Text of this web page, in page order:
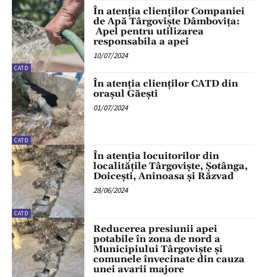
CATD
În atenția clienților Companiei
de Apă Târgoviște Dâmbovița:
Apel pentru utilizarea
responsabila a apei
10/07/2024
CATD
În atenția clienților CATD din
orașul Găești
01/07/2024
CATD
În atenția locuitorilor din
localitățile Târgoviște, Șotânga,
Doicești, Aninoasa și Răzvad
28/06/2024
Reducerea presiunii apei
potabile în zona de nord a
Municipiului Târgoviște și
comunele învecinate din cauza
unei avarii majore